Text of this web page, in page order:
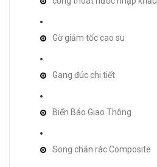
Gờ giảm tốc cao su
Gang đúc chi tiết
Biển Báo Giao Thông
Song chắn rác Composite